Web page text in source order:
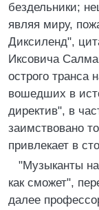
бездельники;
являя миру,
Диксиленд",
Иксовича
острого транса
вошедших в
директив", в
заимствовано
привлекает в
"Музыканты
как сможет",
далее